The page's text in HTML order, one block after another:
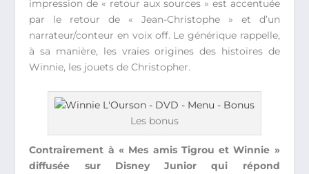
impression de « retour aux sources » est accentuée
par le retour de « Jean-Christophe » et d’un
narrateur/conteur en voix off. Le générique rappelle,
à sa manière, les vraies origines des histoires de
Winnie, les jouets de Christopher.
Les bonus
Contrairement à « Mes amis Tigrou et Winnie »
diffusée sur Disney Junior qui répond